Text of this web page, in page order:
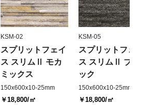
KSM-02
スプリットフェイ
ス スリムⅡ モカ
ミックス
150x600x10-25mm
￥18,800/㎡
KSM-05
スプリットフェ
ス スリムⅡ ブラ
ック
150x600x10-25mm
￥18,800/㎡